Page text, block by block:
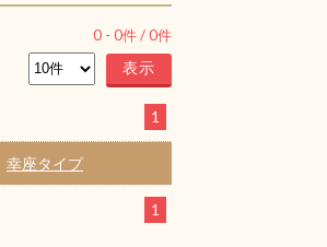
0 - 0件 /0件
1
幸座タイプ
1